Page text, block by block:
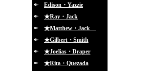
Edison・Yazzie
★Ray・Jack
★Matthew・Jack
★Gilbert・Smith
★Joelias・Draper
★Rita・Quezada